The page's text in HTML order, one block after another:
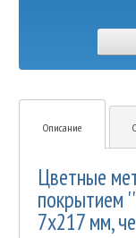
Описание
Цветные
покрытием
7х217 мм,